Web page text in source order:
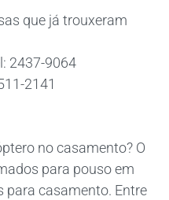
que já trouxeram
2437-9064
2141
no casamento? O
para pouso em
para casamento. Entre